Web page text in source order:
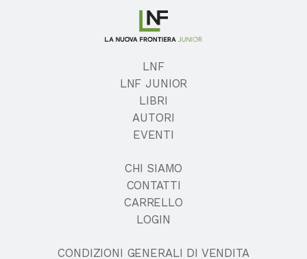
LNF
LNF JUNIOR
LIBRI
AUTORI
EVENTI
CHI SIAMO
CONTATTI
CARRELLO
LOGIN
CONDIZIONI GENERALI DI VENDITA